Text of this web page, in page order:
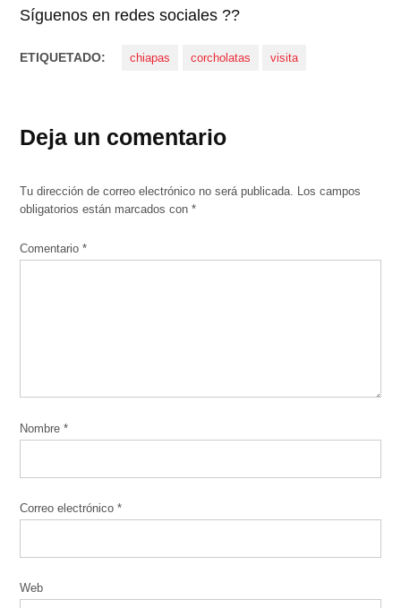
Síguenos en redes sociales ??
ETIQUETADO: chiapas corcholatas visita
Deja un comentario
Tu dirección de correo electrónico no será publicada.
Los campos
obligatorios están marcados con*
Comentario*
Nombre*
Correo electrónico*
Web